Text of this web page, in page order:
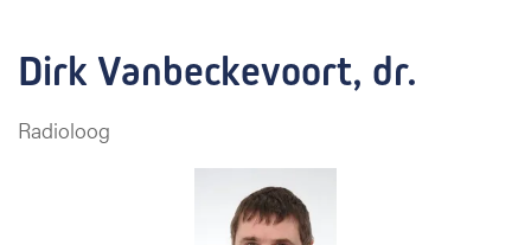
k
b
e
c
Dirk Vanbeckevoort, dr.
Radioloog